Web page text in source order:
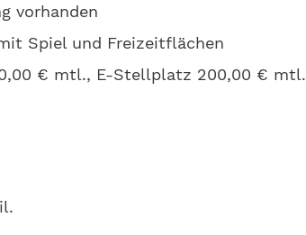
vorhanden
Spiel und Freizeitflächen
€ mtl., E-Stellplatz 200,00 € mtl.